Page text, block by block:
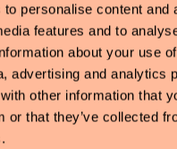
personalise content and
features and to
about your use
advertising and analytics
other information that
or that they’ve collected
MÍSTNÍCH
KTERÉ NESMÍ